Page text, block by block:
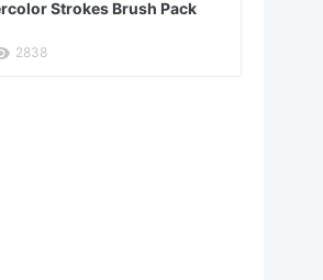
Strokes Brush Pack
2838